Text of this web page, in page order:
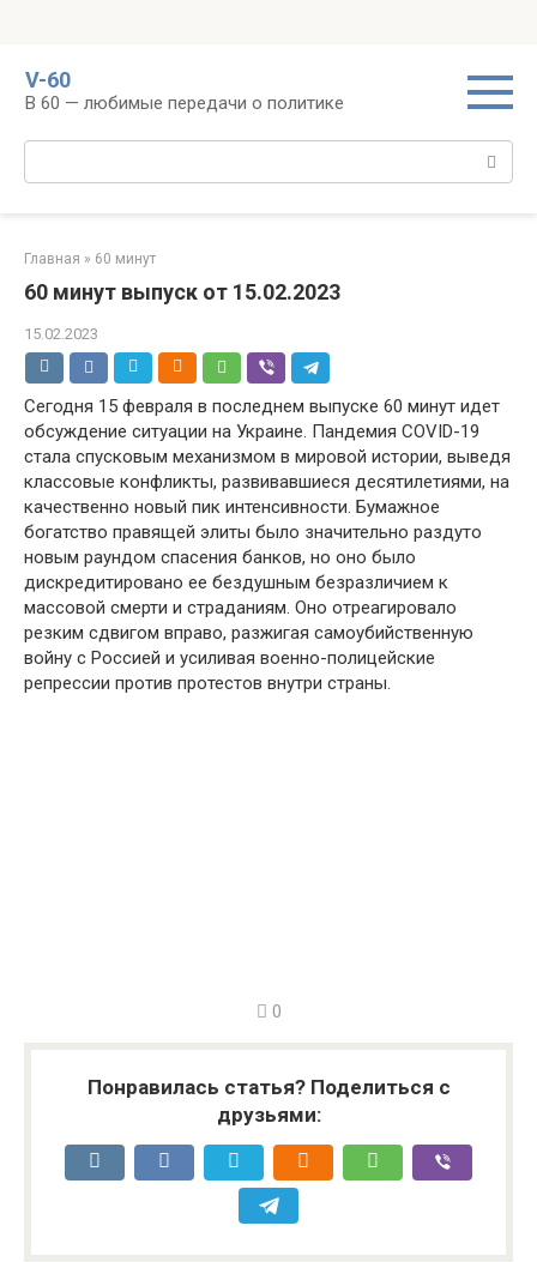
контенту
V-60
В 60 — любимые передачи о политике
Поиск:
Главная » 60 минут
60 минут выпуск от 15.02.2023
15.02.2023
Сегодня 15 февраля в последнем выпуске 60 минут идет
обсуждение ситуации на Украине. Пандемия COVID-19
стала спусковым механизмом в мировой истории, выведя
классовые конфликты, развивавшиеся десятилетиями, на
качественно новый пик интенсивности. Бумажное
богатство правящей элиты было значительно раздуто
новым раундом спасения банков, но оно было
дискредитировано ее бездушным безразличием к
массовой смерти и страданиям. Оно отреагировало
резким сдвигом вправо, разжигая самоубийственную
войну с Россией и усиливая военно-полицейские
репрессии против протестов внутри страны.
0
Понравилась статья? Поделиться с
друзьями: